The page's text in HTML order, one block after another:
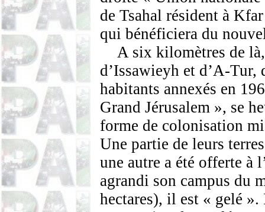
de Tsahal résident à
qui bénéficiera du
A six kilomètres de
d’Issawieyh et d’A-Tur,
habitants annexés en
Grand Jérusalem », se
forme de colonisation
Une partie de leurs
une autre a été offerte à
agrandi son campus du
hectares), il est « gelé